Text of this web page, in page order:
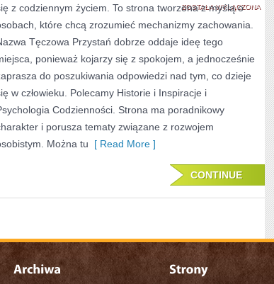
I
ZOSTAŁA WYŁĄCZONA
z codziennym życiem. To strona tworzona z myślą o
które chcą zrozumieć mechanizmy zachowania.
Tęczowa Przystań dobrze oddaje ideę tego
ponieważ kojarzy się z spokojem, a jednocześnie
do poszukiwania odpowiedzi nad tym, co dzieje
w człowieku. Polecamy Historie i Inspiracje i
Codzienności. Strona ma poradnikowy
i porusza tematy związane z rozwojem
Można tu [ Read More ]
CONTINUE